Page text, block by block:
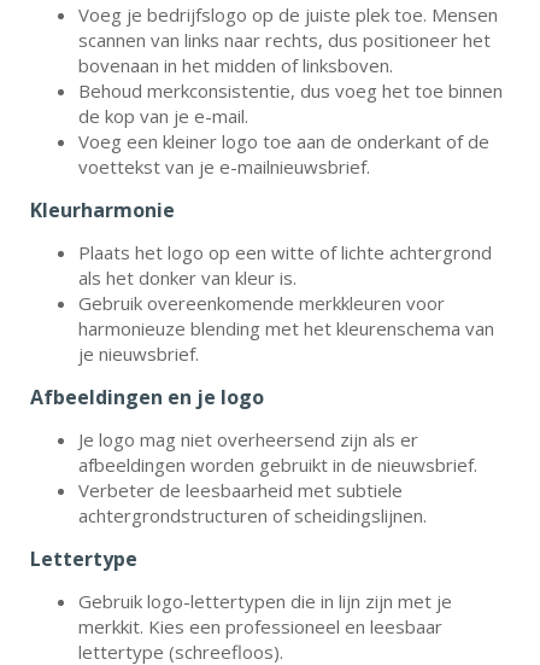
Voeg je bedrijfslogo op de juiste plek toe. Mensen
scannen van links naar rechts, dus positioneer het
bovenaan in het midden of linksboven.
Behoud merkconsistentie, dus voeg het toe binnen
de kop van je e-mail.
Voeg een kleiner logo toe aan de onderkant of de
voettekst van je e-mailnieuwsbrief.
Kleurharmonie
Plaats het logo op een witte of lichte achtergrond
als het donker van kleur is.
Gebruik overeenkomende merkkleuren voor
harmonieuze blending met het kleurenschema van
je nieuwsbrief.
Afbeeldingen en je logo
Je logo mag niet overheersend zijn als er
afbeeldingen worden gebruikt in de nieuwsbrief.
Verbeter de leesbaarheid met subtiele
achtergrondstructuren of scheidingslijnen.
Lettertype
Gebruik logo-lettertypen die in lijn zijn met je
merkkit. Kies een professioneel en leesbaar
lettertype (schreefloos).